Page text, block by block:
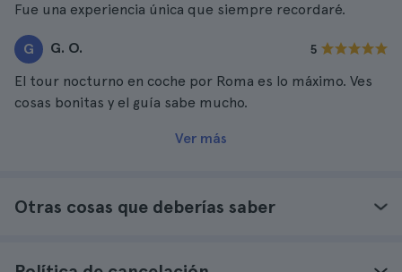
Fue una experiencia única que siempre recordaré.
G G. O. 5
El tour nocturno en coche por Roma es lo máximo. Ves
cosas bonitas y el guía sabe mucho.
Ver más
Otras cosas que deberías saber